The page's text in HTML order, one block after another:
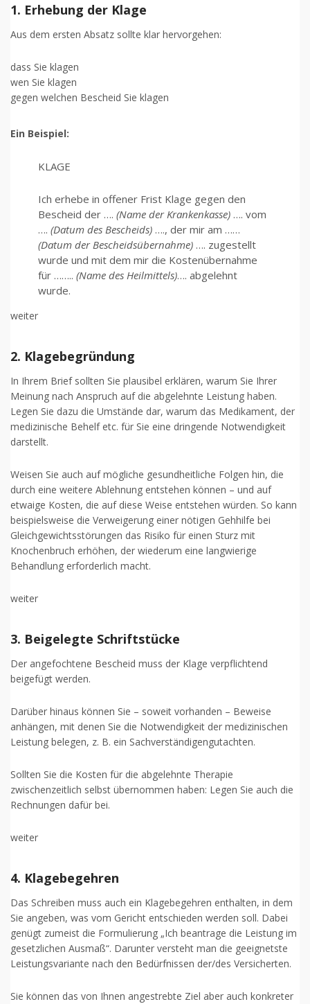
1. Erhebung der Klage
Aus dem ersten Absatz sollte klar hervorgehen:
dass Sie klagen
wen Sie klagen
gegen welchen Bescheid Sie klagen
Ein Beispiel:
KLAGE
Ich erhebe in offener Frist Klage gegen den
Bescheid der …. (Name der Krankenkasse) …. vom
…. (Datum des Bescheids) …., der mir am ……
(Datum der Bescheidsübernahme) …. zugestellt
wurde und mit dem mir die Kostenübernahme
für …….. (Name des Heilmittels)…. abgelehnt
wurde.
weiter
2. Klagebegründung
In Ihrem Brief sollten Sie plausibel erklären, warum Sie Ihrer
Meinung nach Anspruch auf die abgelehnte Leistung haben.
Legen Sie dazu die Umstände dar, warum das Medikament, der
medizinische Behelf etc. für Sie eine dringende Notwendigkeit
darstellt.
Weisen Sie auch auf mögliche gesundheitliche Folgen hin, die
durch eine weitere Ablehnung entstehen können – und auf
etwaige Kosten, die auf diese Weise entstehen würden. So kann
beispielsweise die Verweigerung einer nötigen Gehhilfe bei
Gleichgewichtsstörungen das Risiko für einen Sturz mit
Knochenbruch erhöhen, der wiederum eine langwierige
Behandlung erforderlich macht.
weiter
3. Beigelegte Schriftstücke
Der angefochtene Bescheid muss der Klage verpflichtend
beigefügt werden.
Darüber hinaus können Sie – soweit vorhanden – Beweise
anhängen, mit denen Sie die Notwendigkeit der medizinischen
Leistung belegen, z. B. ein Sachverständigengutachten.
Sollten Sie die Kosten für die abgelehnte Therapie
zwischenzeitlich selbst übernommen haben: Legen Sie auch die
Rechnungen dafür bei.
weiter
4. Klagebegehren
Das Schreiben muss auch ein Klagebegehren enthalten, in dem
Sie angeben, was vom Gericht entschieden werden soll. Dabei
genügt zumeist die Formulierung „Ich beantrage die Leistung im
gesetzlichen Ausmaß“. Darunter versteht man die geeignetste
Leistungsvariante nach den Bedürfnissen der/des Versicherten.
Sie können das von Ihnen angestrebte Ziel aber auch konkreter